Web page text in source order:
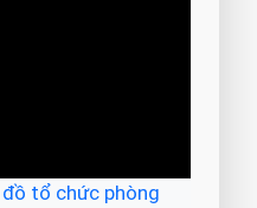
tổ chức phòng